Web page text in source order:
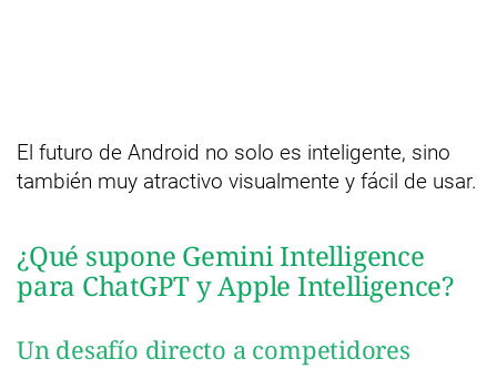
El futuro de Android no solo es inteligente, sino
también muy atractivo visualmente y fácil de usar.
¿Qué supone Gemini Intelligence
para ChatGPT y Apple Intelligence?
Un desafío directo a competidores